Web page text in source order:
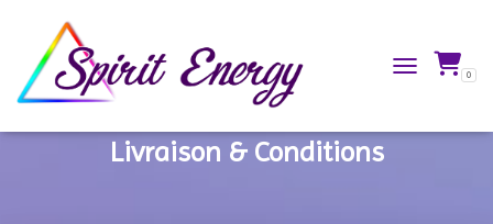
TOGGLE 0
Livraison & Conditions